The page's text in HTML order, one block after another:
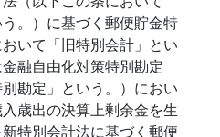
う。）に基づく郵便貯金特
いて「旧特別会計」とい
融自由化対策特別勘定
別勘定」という。）におい
歳出の決算上剰余金を生
特別会計法に基づく郵便